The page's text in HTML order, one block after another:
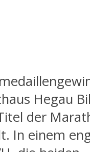
Hegau
der
In einem